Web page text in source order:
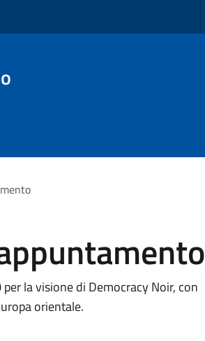
la visione di Democracy Noir, con
orientale.